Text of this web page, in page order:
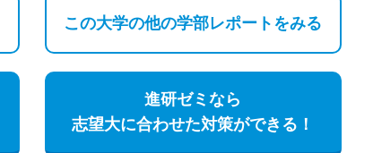
この大学の他の学部レポートをみる
進研ゼミなら
志望大に合わせた対策ができる！